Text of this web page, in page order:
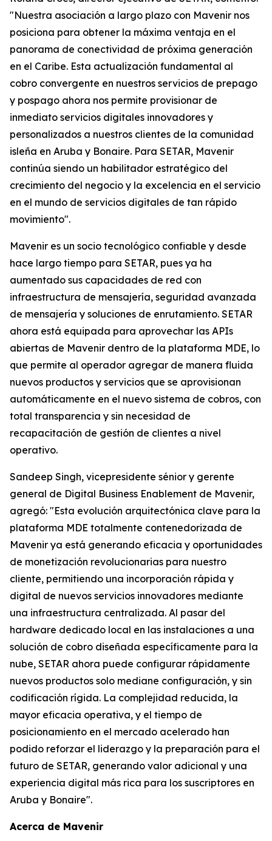
"Nuestra asociación a largo plazo con Mavenir nos
posiciona para obtener la máxima ventaja en el
panorama de conectividad de próxima generación
en el Caribe. Esta actualización fundamental al
cobro convergente en nuestros servicios de prepago
y pospago ahora nos permite provisionar de
inmediato servicios digitales innovadores y
personalizados a nuestros clientes de la comunidad
isleña en Aruba y Bonaire. Para SETAR, Mavenir
continúa siendo un habilitador estratégico del
crecimiento del negocio y la excelencia en el servicio
en el mundo de servicios digitales de tan rápido
movimiento".
Mavenir es un socio tecnológico confiable y desde
hace largo tiempo para SETAR, pues ya ha
aumentado sus capacidades de red con
infraestructura de mensajería, seguridad avanzada
de mensajería y soluciones de enrutamiento. SETAR
ahora está equipada para aprovechar las APIs
abiertas de Mavenir dentro de la plataforma MDE, lo
que permite al operador agregar de manera fluida
nuevos productos y servicios que se aprovisionan
automáticamente en el nuevo sistema de cobros, con
total transparencia y sin necesidad de
recapacitación de gestión de clientes a nivel
operativo.
Sandeep Singh, vicepresidente sénior y gerente
general de Digital Business Enablement de Mavenir,
agregó: "Esta evolución arquitectónica clave para la
plataforma MDE totalmente contenedorizada de
Mavenir ya está generando eficacia y oportunidades
de monetización revolucionarias para nuestro
cliente, permitiendo una incorporación rápida y
digital de nuevos servicios innovadores mediante
una infraestructura centralizada. Al pasar del
hardware dedicado local en las instalaciones a una
solución de cobro diseñada específicamente para la
nube, SETAR ahora puede configurar rápidamente
nuevos productos solo mediane configuración, y sin
codificación rígida. La complejidad reducida, la
mayor eficacia operativa, y el tiempo de
posicionamiento en el mercado acelerado han
podido reforzar el liderazgo y la preparación para el
futuro de SETAR, generando valor adicional y una
experiencia digital más rica para los suscriptores en
Aruba y Bonaire".
Acerca de Mavenir